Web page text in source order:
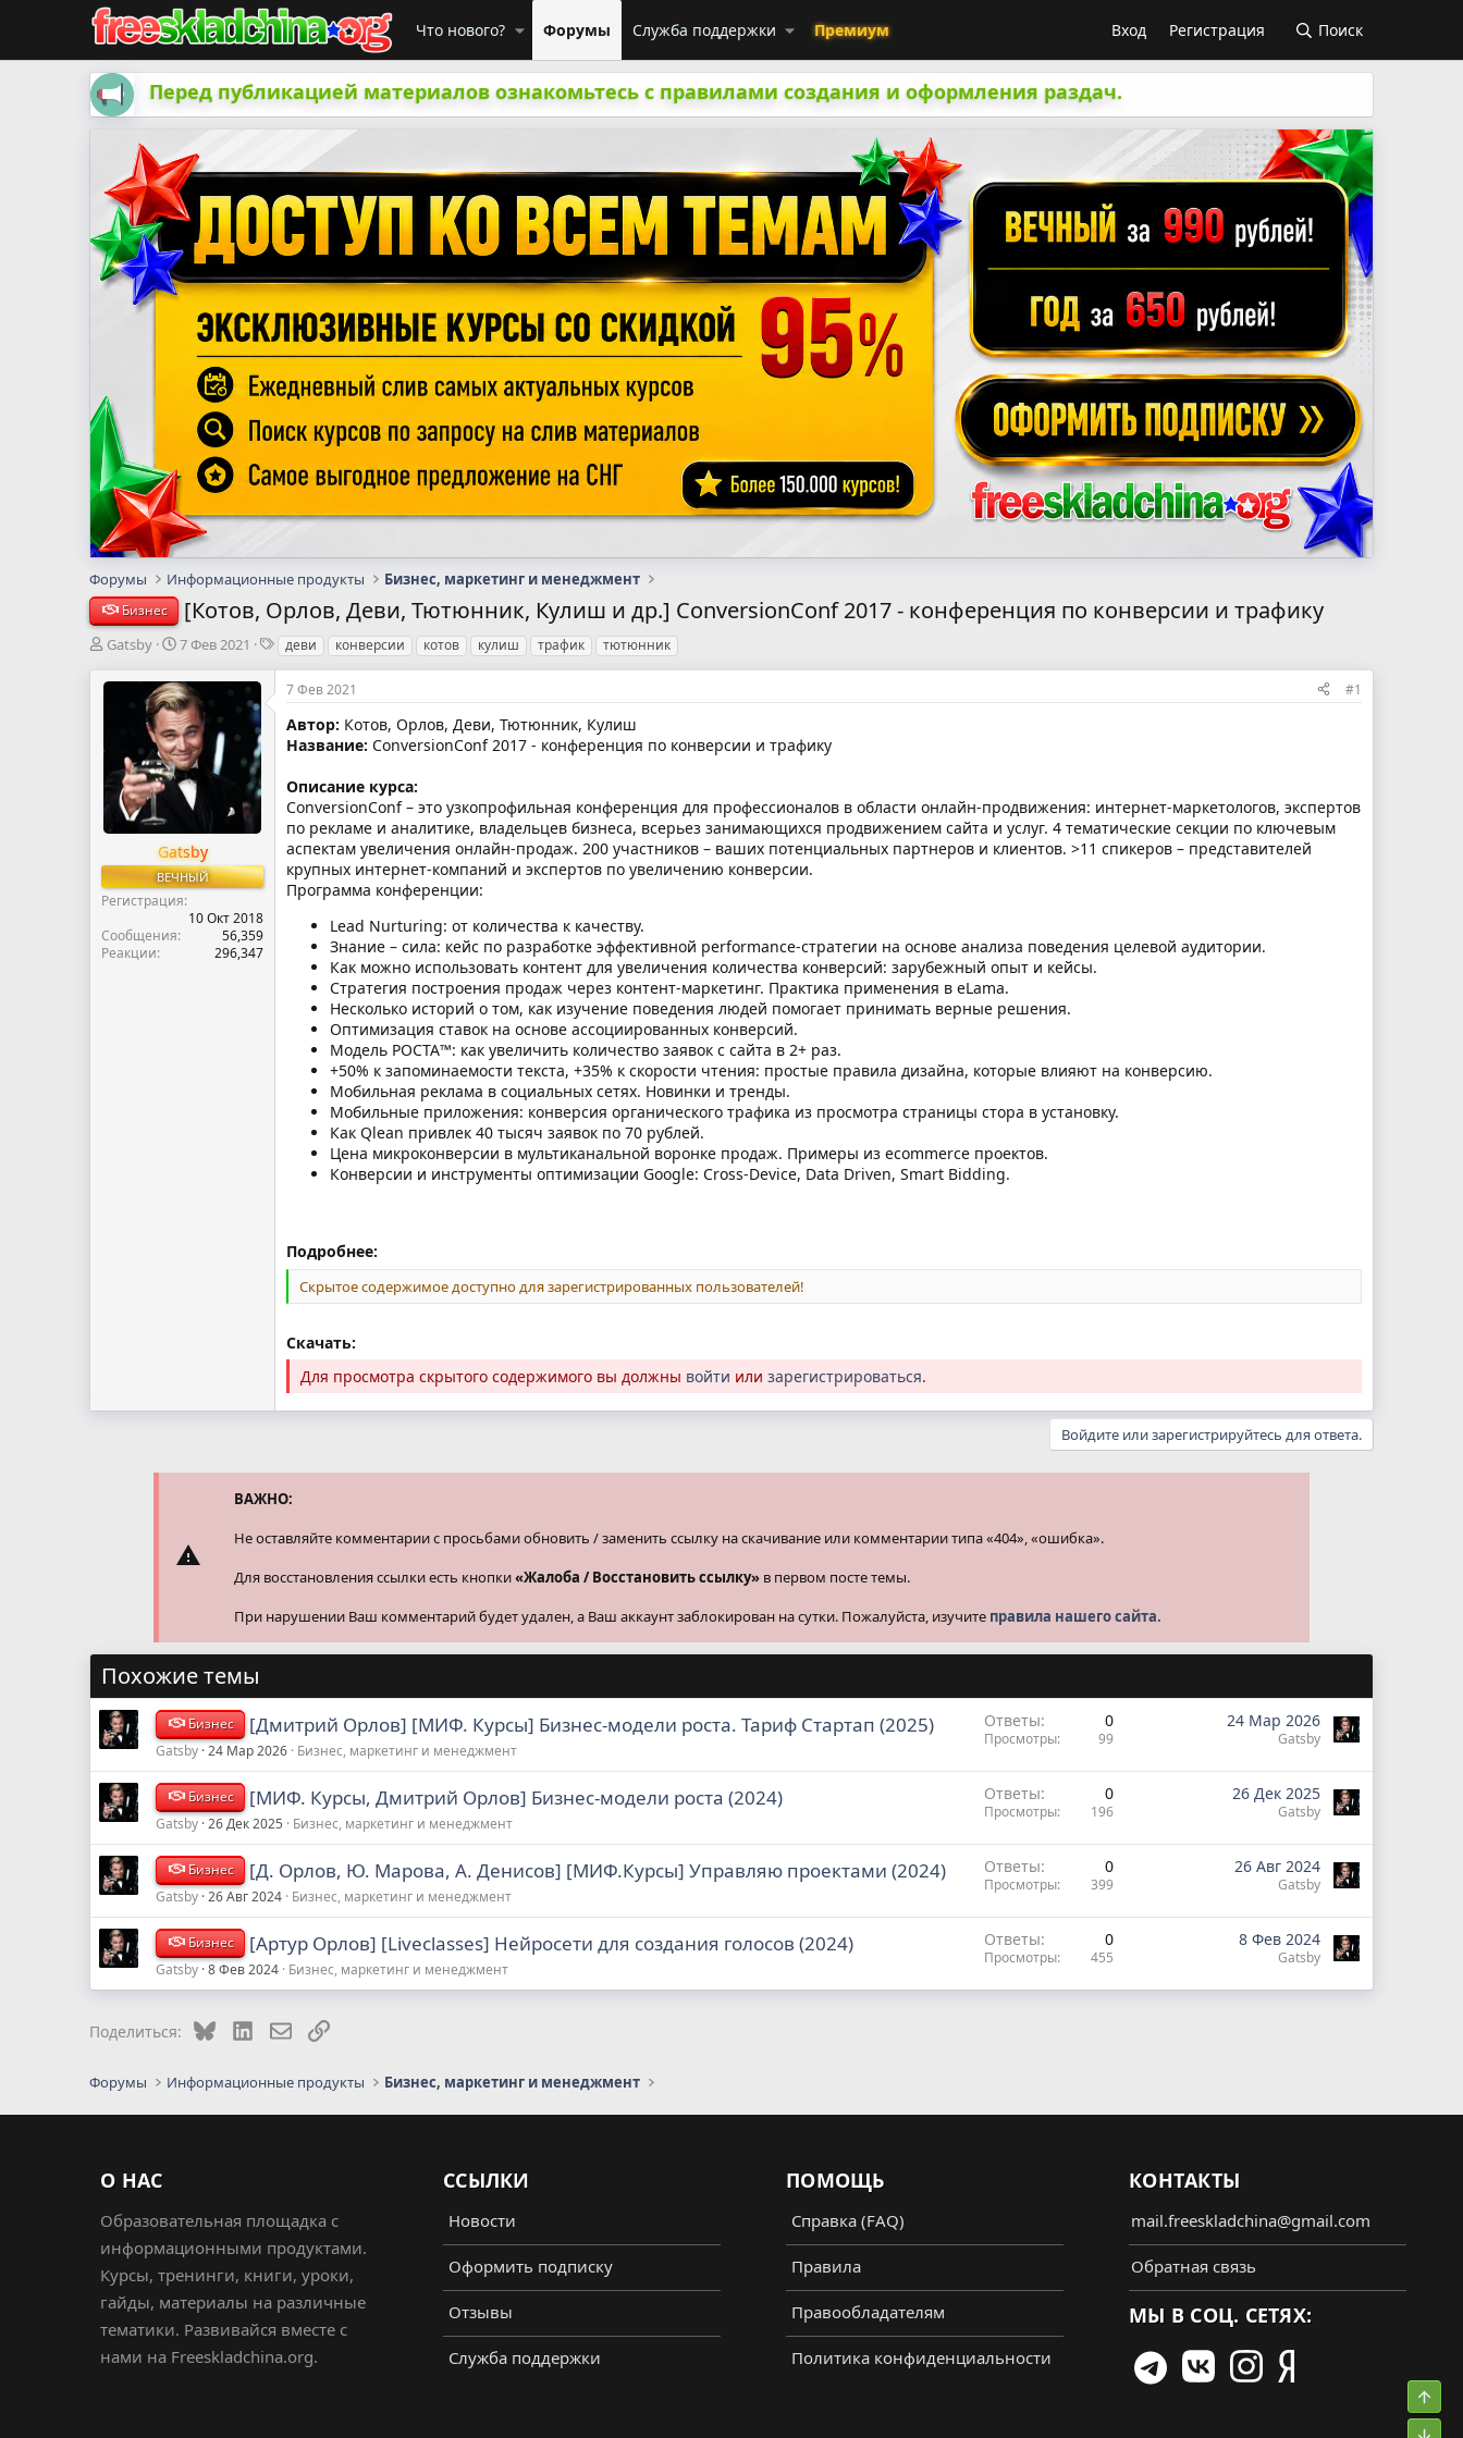
Что нового? Форумы Служба поддержки Премиум Вход Регистрация Поиск
Перед публикацией материалов ознакомьтесь с правилами создания и оформления раздач.
Форумы Информационные продукты Бизнес, маркетинг и менеджмент
Бизнес [Котов, Орлов, Деви, Тютюнник, Кулиш и др.] ConversionConf 2017 - конференция по конверсии и трафику
А
т
м
Gatsby
Д
т
а
н
а
ч
а
л
7 Фев 2021
Тдеви конверсии котов кулиш трафик тютюнник
Gatsby
ВЕЧНЫЙ
Регистрация
10 Окт 2018
Сообщения
56,359
Реакции
296,347
7 Фев 2021 #1
Автор: Котов, Орлов, Деви, Тютюнник, Кулиш
Название: ConversionConf 2017 - конференция по конверсии и трафику
Описание курса:
ConversionConf – это узкопрофильная конференция для профессионалов в области онлайн-продвижения: интернет-маркетологов, экспертов
по рекламе и аналитике, владельцев бизнеса, всерьез занимающихся продвижением сайта и услуг. 4 тематические секции по ключевым
аспектам увеличения онлайн-продаж. 200 участников – ваших потенциальных партнеров и клиентов. >11 спикеров – представителей
крупных интернет-компаний и экспертов по увеличению конверсии.
Программа конференции:
Lead Nurturing: от количества к качеству.
Знание – сила: кейс по разработке эффективной performance-стратегии на основе анализа поведения целевой аудитории.
Как можно использовать контент для увеличения количества конверсий: зарубежный опыт и кейсы.
Стратегия построения продаж через контент-маркетинг. Практика применения в eLama.
Несколько историй о том, как изучение поведения людей помогает принимать верные решения.
Оптимизация ставок на основе ассоциированных конверсий.
Модель РОСТА™: как увеличить количество заявок с сайта в 2+ раз.
+50% к запоминаемости текста, +35% к скорости чтения: простые правила дизайна, которые влияют на конверсию.
Мобильная реклама в социальных сетях. Новинки и тренды.
Мобильные приложения: конверсия органического трафика из просмотра страницы стора в установку.
Как Qlean привлек 40 тысяч заявок по 70 рублей.
Цена микроконверсии в мультиканальной воронке продаж. Примеры из ecommerce проектов.
Конверсии и инструменты оптимизации Google: Cross-Device, Data Driven, Smart Bidding.
Подробнее:
Скрытое содержимое доступно для зарегистрированных пользователей!
Скачать:
Для просмотра скрытого содержимого вы должны войти или зарегистрироваться.
Войдите или зарегистрируйтесь для ответа.
ВАЖНО:
Не оставляйте комментарии с просьбами обновить / заменить ссылку на скачивание или комментарии типа «404», «ошибка».
Для восстановления ссылки есть кнопки«Жалоба / Восстановить ссылку» в первом посте темы.
При нарушении Ваш комментарий будет удален, а Ваш аккаунт заблокирован на сутки. Пожалуйста, изучите правила нашего сайта.
Похожие темы
Бизнес [Дмитрий Орлов] [МИФ. Курсы] Бизнес-модели роста. Тариф Стартап (2025)
Gatsby 24 Мар 2026 Бизнес, маркетинг и менеджмент
Ответы 0
Просмотры 99
24 Мар 2026
Gatsby
Бизнес [МИФ. Курсы, Дмитрий Орлов] Бизнес-модели роста (2024)
Gatsby 26 Дек 2025 Бизнес, маркетинг и менеджмент
Ответы 0
Просмотры 196
26 Дек 2025
Gatsby
Бизнес [Д. Орлов, Ю. Марова, А. Денисов] [МИФ.Курсы] Управляю проектами (2024)
Gatsby 26 Авг 2024 Бизнес, маркетинг и менеджмент
Ответы 0
Просмотры 399
26 Авг 2024
Gatsby
Бизнес [Артур Орлов] [Liveclasses] Нейросети для создания голосов (2024)
Gatsby 8 Фев 2024 Бизнес, маркетинг и менеджмент
Ответы 0
Просмотры 455
8 Фев 2024
Gatsby
Поделиться: BlueskyLinkedInЭлектронная почта
Ссылка
Форумы Информационные продукты Бизнес, маркетинг и менеджмент
О НАС
Образовательная площадка с
информационными продуктами.
Курсы, тренинги, книги, уроки,
гайды, материалы на различные
тематики. Развивайся вместе с
нами на Freeskladchina.org.
ССЫЛКИ
Новости
Оформить подписку
Отзывы
Служба поддержки
ПОМОЩЬ
Справка (FAQ)
Правила
Правообладателям
Политика конфиденциальности
КОНТАКТЫ
mail.freeskladchina@gmail.com
Обратная связь
МЫ В СОЦ. СЕТЯХ: